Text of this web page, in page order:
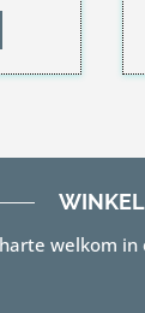
WINKEL
welkom in